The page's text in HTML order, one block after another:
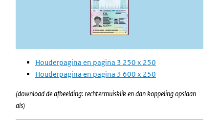
Houderpagina en pagina 3 250 x 250
Houderpagina en pagina 3 600 x 250
(download de afbeelding: rechtermuisklik en dan koppeling opslaan
als)